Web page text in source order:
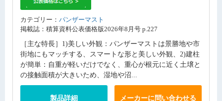
カテゴリー： パンザーマスト
掲載誌：積算資料公表価格版2026年8月号 p.227
［主な特長］1)美しい外観：パンザーマストは景勝地や市
街地にもマッチする、スマートな形と美しい外観、2)建柱
が簡単：自重が軽いだけでなく、重心が根元に近く土壌と
の接触面積が大きいため、湿地や沼...
製品詳細 メーカーに問い合わせる